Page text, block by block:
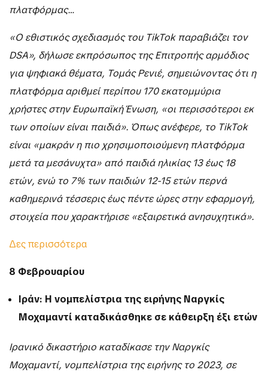
πλατφόρμας…
«Ο εθιστικός σχεδιασμός του TikTok παραβιάζει τον
DSA», δήλωσε εκπρόσωπος της Επιτροπής αρμόδιος
για ψηφιακά θέματα, Τομάς Ρενιέ, σημειώνοντας ότι η
πλατφόρμα αριθμεί περίπου 170 εκατομμύρια
χρήστες στην Ευρωπαϊκή Ένωση, «οι περισσότεροι εκ
των οποίων είναι παιδιά». Όπως ανέφερε, το TikTok
είναι «μακράν η πιο χρησιμοποιούμενη πλατφόρμα
μετά τα μεσάνυχτα» από παιδιά ηλικίας 13 έως 18
ετών, ενώ το 7% των παιδιών 12-15 ετών περνά
καθημερινά τέσσερις έως πέντε ώρες στην εφαρμογή,
στοιχεία που χαρακτήρισε «εξαιρετικά ανησυχητικά».
Δες περισσότερα
8 Φεβρουαρίου
Ιράν: Η νομπελίστρια της ειρήνης Ναργκίς
Μοχαμαντί καταδικάσθηκε σε κάθειρξη έξι ετών
Ιρανικό δικαστήριο καταδίκασε την Ναργκίς
Μοχαμαντί, νομπελίστρια της ειρήνης το 2023, σε